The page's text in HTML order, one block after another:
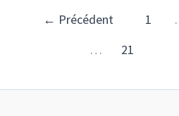
← Précédent 1
…
21